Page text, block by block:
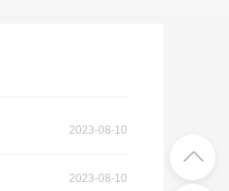
2023-08-10
2023-08-10